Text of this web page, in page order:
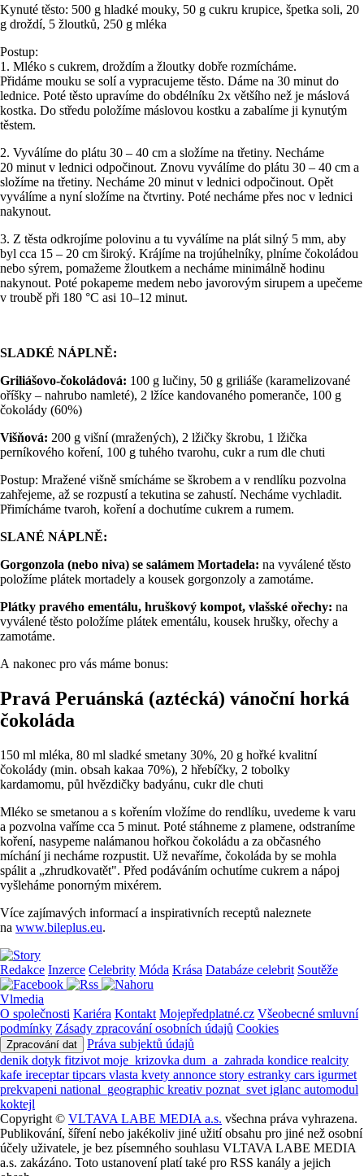
Kynuté těsto: 500 g hladké mouky, 50 g cukru krupice, špetka soli, 20
g droždí, 5 žloutků, 250 g mléka
Postup:
1. Mléko s cukrem, droždím a žloutky dobře rozmícháme.
Přidáme mouku se solí a vypracujeme těsto. Dáme na 30 minut do
lednice. Poté těsto upravíme do obdélníku 2x většího než je máslová
kostka. Do středu položíme máslovou kostku a zabalíme ji kynutým
těstem.
2. Vyválíme do plátu 30 – 40 cm a složíme na třetiny. Necháme
20 minut v lednici odpočinout. Znovu vyválíme do plátu 30 – 40 cm a
složíme na třetiny. Necháme 20 minut v lednici odpočinout. Opět
vyválíme a nyní složíme na čtvrtiny. Poté necháme přes noc v lednici
nakynout.
3. Z těsta odkrojíme polovinu a tu vyválíme na plát silný 5 mm, aby
byl cca 15 – 20 cm široký. Krájíme na trojúhelníky, plníme čokoládou
nebo sýrem, pomažeme žloutkem a necháme minimálně hodinu
nakynout. Poté pokapeme medem nebo javorovým sirupem a upečeme
v troubě při 180 °C asi 10–12 minut.
SLADKÉ NÁPLNĚ:
Griliášovo-čokoládová: 100 g lučiny, 50 g griliáše (karamelizované
oříšky – nahrubo namleté), 2 lžíce kandovaného pomeranče, 100 g
čokolády (60%)
Višňová: 200 g višní (mražených), 2 lžičky škrobu, 1 lžička
perníkového koření, 100 g tuhého tvarohu, cukr a rum dle chuti
Postup: Mražené višně smícháme se škrobem a v rendlíku pozvolna
zahřejeme, až se rozpustí a tekutina se zahustí. Necháme vychladit.
Přimícháme tvaroh, koření a dochutíme cukrem a rumem.
SLANÉ NÁPLNĚ:
Gorgonzola (nebo niva) se salámem Mortadela: na vyválené těsto
položíme plátek mortadely a kousek gorgonzoly a zamotáme.
Plátky pravého ementálu, hruškový kompot, vlašské ořechy: na
vyválené těsto položíme plátek ementálu, kousek hrušky, ořechy a
zamotáme.
A nakonec pro vás máme bonus:
Pravá Peruánská (aztécká) vánoční horká
čokoláda
150 ml mléka, 80 ml sladké smetany 30%, 20 g hořké kvalitní
čokolády (min. obsah kakaa 70%), 2 hřebíčky, 2 tobolky
kardamomu, půl hvězdičky badyánu, cukr dle chuti
Mléko se smetanou a s kořením vložíme do rendlíku, uvedeme k varu
a pozvolna vaříme cca 5 minut. Poté stáhneme z plamene, odstraníme
koření, nasypeme nalámanou hořkou čokoládu a za občasného
míchání ji necháme rozpustit. Už nevaříme, čokoláda by se mohla
spálit a „zhrudkovatět". Před podáváním ochutíme cukrem a nápoj
vyšleháme ponorným mixérem.
Více zajímavých informací a inspirativních receptů naleznete
na www.bileplus.eu.
Redakce Inzerce Celebrity Móda Krása Databáze celebrit Soutěže
Vlmedia
O společnosti Kariéra Kontakt Mojepředplatné.cz Všeobecné smluvní
podmínky Zásady zpracování osobních údajů Cookies
Zpracování dat
Práva subjektů údajů
denik dotyk fitzivot moje_krizovka dum_a_zahrada kondice realcity
kafe ireceptartipcars vlasta kvety annonce story estranky cars igurmet
prekvapeni national_geographic kreativ poznat_svet iglanc automodul
koktejl
Copyright © VLTAVA LABE MEDIA a.s. všechna práva vyhrazena.
Publikování, šíření nebo jakékoliv jiné užití obsahu pro jiné než osobní
účely uživatele, je bez písemného souhlasu VLTAVA LABE MEDIA
a.s. zakázáno. Toto ustanovení platí také pro RSS kanály a jejich